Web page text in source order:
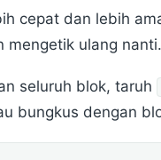
cepat dan lebih
mengetik ulang nanti.
seluruh blok, taruh
bungkus dengan